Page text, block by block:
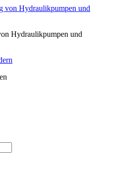
Hydraulikpumpen und